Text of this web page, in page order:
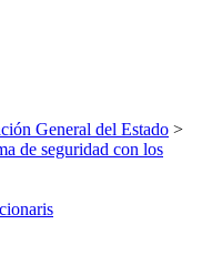
General del Estado >
de seguridad con los